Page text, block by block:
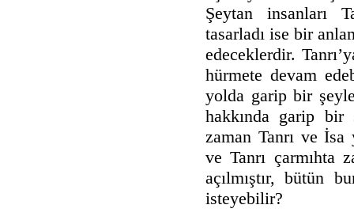
Şeytan insanları
tasarladı ise bir
edeceklerdir.
hürmete devam
yolda garip bir
hakkında garip
zaman Tanrı ve İsa
ve Tanrı çarmıhta
açılmıştır, bütün
isteyebilir?